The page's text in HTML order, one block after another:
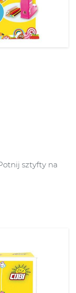
sztyfty na